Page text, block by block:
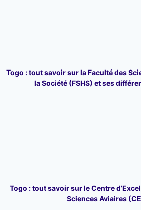
Togo : tout savoir sur la Faculté des
la Société (FSHS) et ses
Togo : tout savoir sur le Centre
Sciences Aviaires